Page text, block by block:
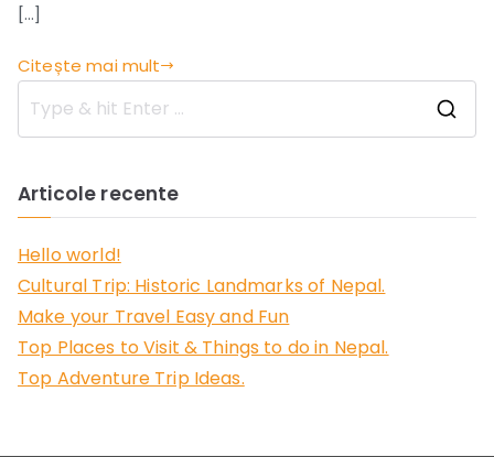
[…]
Citește mai mult
ă
Articole recente
Hello world!
Cultural Trip: Historic Landmarks of Nepal.
Make your Travel Easy and Fun
Top Places to Visit & Things to do in Nepal.
Top Adventure Trip Ideas.